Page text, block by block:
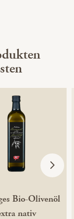
Bio-Olivenöl
nativ